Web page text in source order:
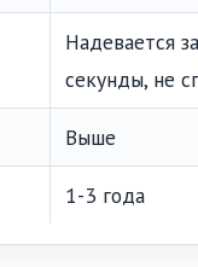
Надевается за
секунды, не
Выше
1-3 года